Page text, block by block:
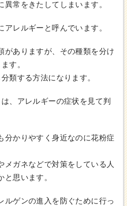
常をきたしてしまいます。
レルギーと呼んでいます。
がありますが、その種類を分け
す。
類する方法になります。
、アレルギーの症状を見て判
分かりやすく身近なのに花粉症
メガネなどで対策をしている人
思います。
ルゲンの進入を防ぐために行っ